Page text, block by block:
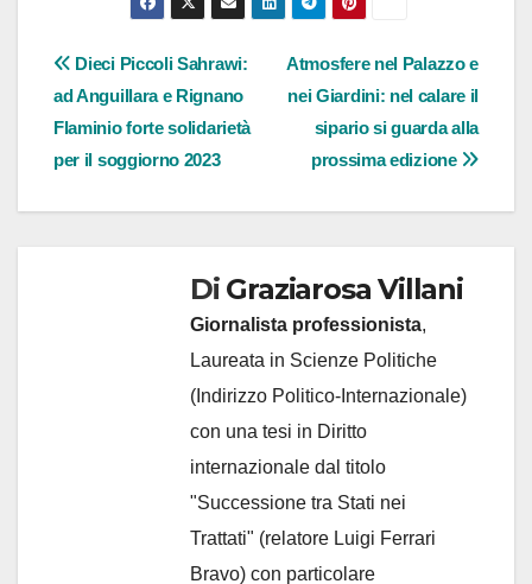
Navigazione
articoli
Atmosfere nel Palazzo e
nei Giardini: nel calare il
sipario si guarda alla
prossima edizione
Dieci Piccoli Sahrawi:
ad Anguillara e Rignano
Flaminio forte solidarietà
per il soggiorno 2023
Di Graziarosa Villani
Giornalista professionista,
Laureata in Scienze Politiche
(Indirizzo Politico-Internazionale)
con una tesi in Diritto
internazionale dal titolo
"Successione tra Stati nei
Trattati" (relatore Luigi Ferrari
Bravo) con particolare